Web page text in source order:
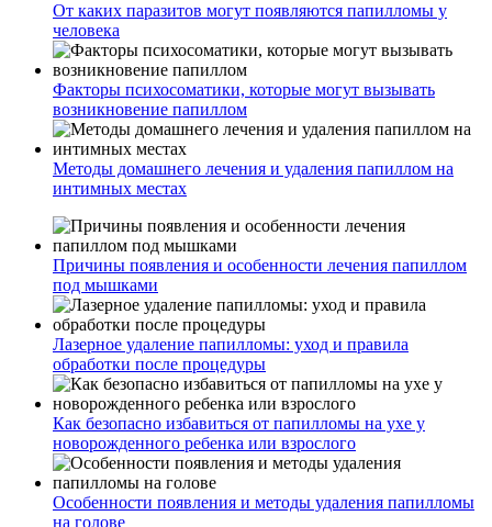
От каких паразитов могут появляются папилломы у
человека
Факторы психосоматики, которые могут вызывать
возникновение папиллом
Методы домашнего лечения и удаления папиллом на
интимных местах
Причины появления и особенности лечения папиллом
под мышками
Лазерное удаление папилломы: уход и правила
обработки после процедуры
Как безопасно избавиться от папилломы на ухе у
новорожденного ребенка или взрослого
Особенности появления и методы удаления папилломы
на голове